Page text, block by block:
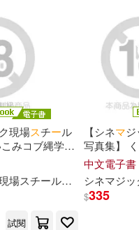
(2)
プレステージ(2)
郎(2) 羽原ヒロ(2)
花田ももせ(2)
蝸牛くも(2)
版社(1) 永岡書店(1)
新社(1) 海人社(1)
社(1) 翔泳社(1)
青幻舎(1)
高寶(1)
現場スチール
みコブ縄学園
ア
(電子書)
場スチール写真集 星空も
試閱
【シネマ
写真集】
同性リンチ
生 星空も
中文電子書
シネマジ
$335